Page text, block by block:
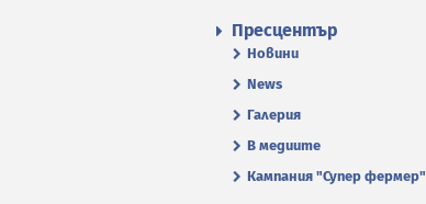
Пресцентър
Новини
News
Галерия
В медиите
Кампания "Супер фермер"